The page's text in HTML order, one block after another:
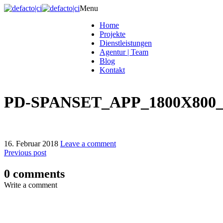
Menu
Home
Projekte
Dienstleistungen
Agentur | Team
Blog
Kontakt
PD-
16. Februar 2018 Leave a comment
Previous post
0 comments
Write a comment